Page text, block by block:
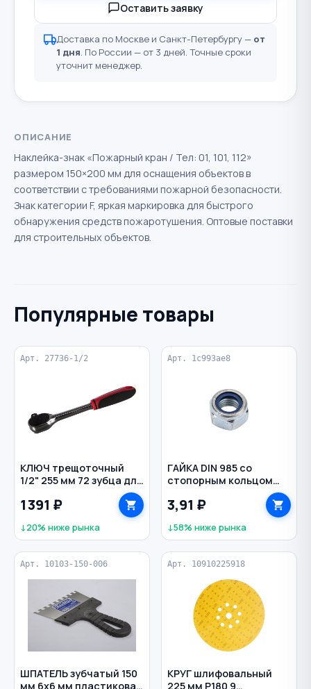
Оставить заявку
Доставка по Москве и Санкт-Петербургу — от
1 дня. По России — от 3 дней. Точные сроки
уточнит менеджер.
ОПИСАНИЕ
Наклейка-знак «Пожарный кран / Тел: 01, 101, 112»
размером 150×200 мм для оснащения объектов в
соответствии с требованиями пожарной безопасности.
Знак категории F, яркая маркировка для быстрого
обнаружения средств пожаротушения. Оптовые поставки
для строительных объектов.
Популярные товары
Арт. 27736-1/2
КЛЮЧ трещоточный
1/2" 255 мм 72 зубца для
торцевых головок CrV
Мастер ЗУБР
1 391 ₽
↓20% ниже рынка
Арт. 1c993ae8
ГАЙКА DIN 985 со
стопорным кольцом
М12 /8/ оцинкованная
3,91 ₽
↓58% ниже рынка
Арт. 10103-150-006
ШПАТЕЛЬ зубчатый 150
мм 6х6 мм пластиковая
Арт. 10910225918
КРУГ шлифовальный
225 мм Р180 9